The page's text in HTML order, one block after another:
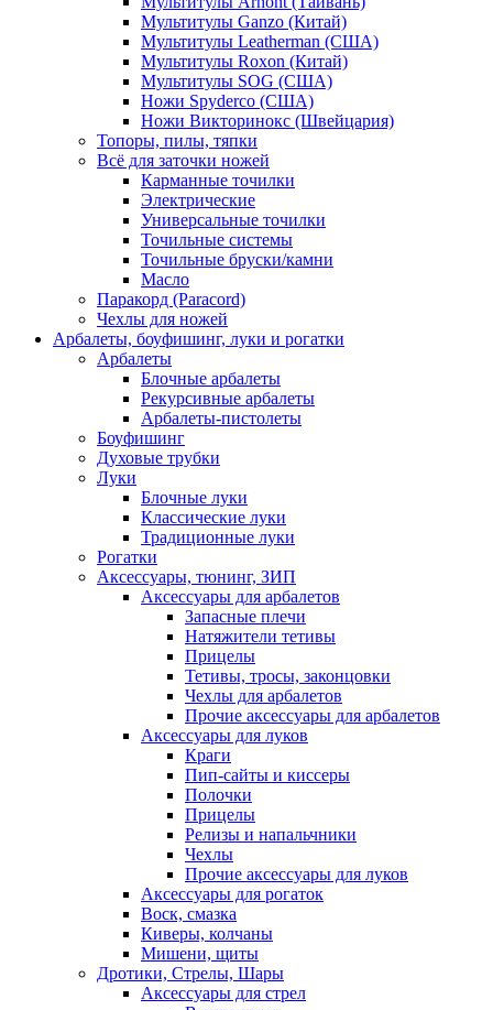
Мультитулы Ganzo (Китай)
Мультитулы Leatherman (США)
Мультитулы Roxon (Китай)
Мультитулы SOG (США)
Ножи Spyderco (США)
Ножи Викторинокс (Швейцария)
Топоры, пилы, тяпки
Всё для заточки ножей
Карманные точилки
Электрические
Универсальные точилки
Точильные системы
Точильные бруски/камни
Масло
Паракорд (Paracord)
Чехлы для ножей
Арбалеты, боуфишинг, луки и рогатки
Арбалеты
Блочные арбалеты
Рекурсивные арбалеты
Арбалеты-пистолеты
Боуфишинг
Духовые трубки
Луки
Блочные луки
Классические луки
Традиционные луки
Рогатки
Аксессуары, тюнинг, ЗИП
Аксессуары для арбалетов
Запасные плечи
Натяжители тетивы
Прицелы
Тетивы, тросы, законцовки
Чехлы для арбалетов
Прочие аксессуары для арбалетов
Аксессуары для луков
Краги
Пип-сайты и киссеры
Полочки
Прицелы
Релизы и напальчники
Чехлы
Прочие аксессуары для луков
Аксессуары для рогаток
Воск, смазка
Киверы, колчаны
Мишени, щиты
Дротики, Стрелы, Шары
Аксессуары для стрел